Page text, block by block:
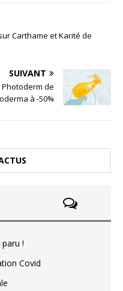
Carthame et Karité de
SUIVANT
de
à -50%
!
Covid